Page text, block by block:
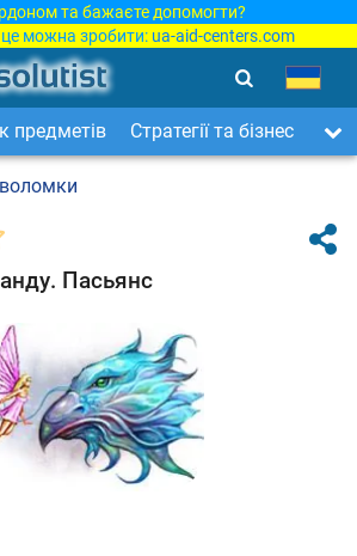
та бажаєте допомогти?
це можна зробити: ua-aid-centers.com
предметів Стратегії та бізнес
Пасьянс